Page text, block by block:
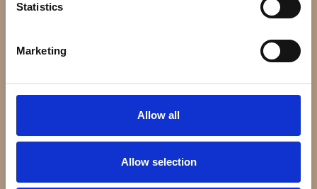
Statistics
Marketing
Allow all
Allow selection